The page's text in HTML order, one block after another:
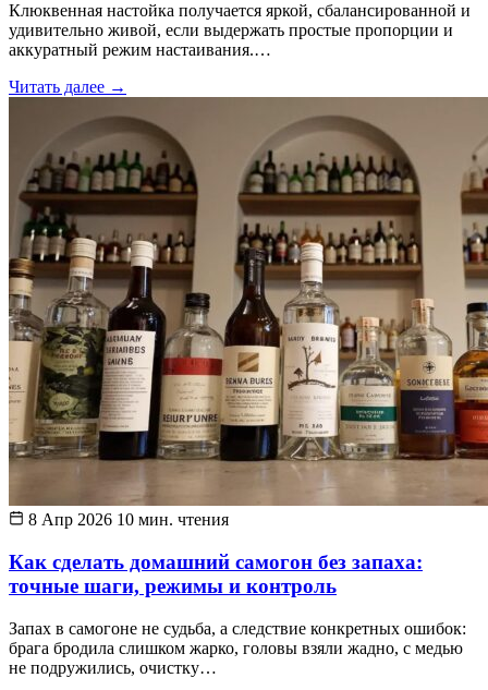
Клюквенная настойка получается яркой, сбалансированной и
удивительно живой, если выдержать простые пропорции и
аккуратный режим настаивания.…
Читать далее →
8 Апр 2026 10 мин. чтения
Как сделать домашний самогон без запаха:
точные шаги, режимы и контроль
Запах в самогоне не судьба, а следствие конкретных ошибок:
брага бродила слишком жарко, головы взяли жадно, с медью
не подружились, очистку…